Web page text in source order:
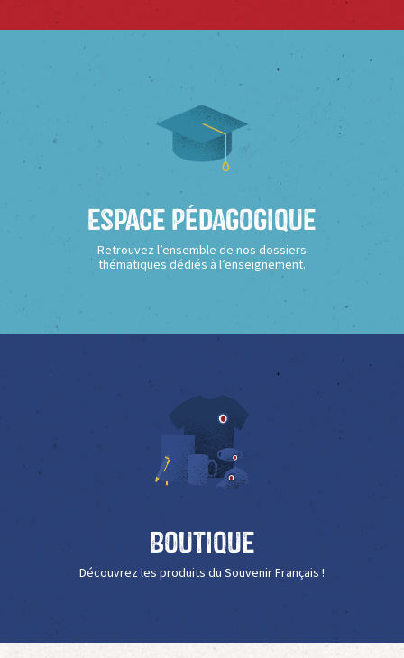
Espace Pédagogique
Retrouvez l’ensemble de nos dossiers
thématiques dédiés à l’enseignement.
Boutique
Découvrez les produits du Souvenir Français !